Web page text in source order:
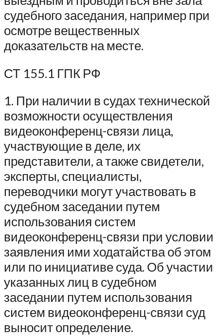
судебного заседания, например при
осмотре вещественных
доказательств на месте.
СТ 155.1 ГПК РФ
1. При наличии в судах технической
возможности осуществления
видеоконференц-связи лица,
участвующие в деле, их
представители, а также свидетели,
эксперты, специалисты,
переводчики могут участвовать в
судебном заседании путем
использования систем
видеоконференц-связи при условии
заявления ими ходатайства об этом
или по инициативе суда. Об участии
указанных лиц в судебном
заседании путем использования
систем видеоконференц-связи суд
выносит определение.